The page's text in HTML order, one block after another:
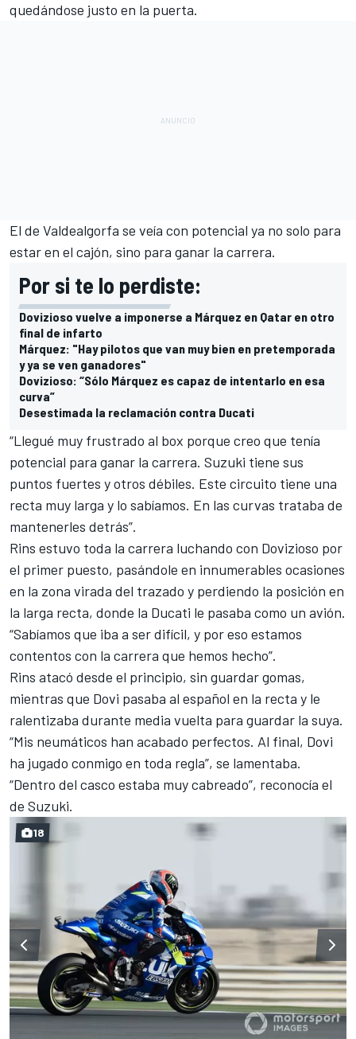
quedándose justo en la puerta.
El de Valdealgorfa se veía con potencial ya no solo para
estar en el cajón, sino para ganar la carrera.
Por si te lo perdiste:
Dovizioso vuelve a imponerse a Márquez en Qatar en otro
final de infarto
Márquez: "Hay pilotos que van muy bien en pretemporada
y ya se ven ganadores"
Dovizioso: “Sólo Márquez es capaz de intentarlo en esa
curva”
Desestimada la reclamación contra Ducati
“Llegué muy frustrado al box porque creo que tenía
potencial para ganar la carrera. Suzuki tiene sus
puntos fuertes y otros débiles. Este circuito tiene una
recta muy larga y lo sabíamos. En las curvas trataba de
mantenerles detrás”.
Rins estuvo toda la carrera luchando con Dovizioso por
el primer puesto, pasándole en innumerables ocasiones
en la zona virada del trazado y perdiendo la posición en
la larga recta, donde la Ducati le pasaba como un avión.
“Sabíamos que iba a ser difícil, y por eso estamos
contentos con la carrera que hemos hecho”.
Rins atacó desde el principio, sin guardar gomas,
mientras que Dovi pasaba al español en la recta y le
ralentizaba durante media vuelta para guardar la suya.
“Mis neumáticos han acabado perfectos. Al final, Dovi
ha jugado conmigo en toda regla”, se lamentaba.
“Dentro del casco estaba muy cabreado”, reconocía el
de Suzuki.
18